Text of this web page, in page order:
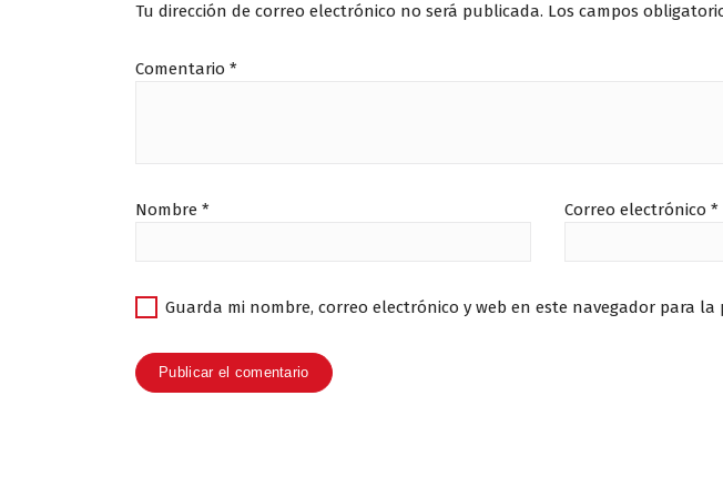
Tu dirección de correo electrónico no será publicada. Los campos
Comentario *
Nombre * Correo electrónico *
Guarda mi nombre, correo electrónico y web en este navegador para la